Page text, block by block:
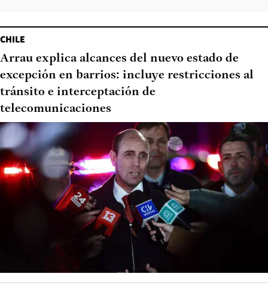
CHILE
Arrau explica alcances del nuevo estado de
excepción en barrios: incluye restricciones al
tránsito e interceptación de
telecomunicaciones